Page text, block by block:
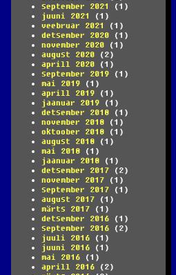
september 2021
(1)
juuni 2021
(1)
veebruar 2021
(1)
detsember 2020 (1)
november 2020 (1)
august 2020 (2)
aprill 2020 (1)
september 2019 (1)
mai 2019 (1)
aprill 2019 (1)
jaanuar 2019 (1)
detsember 2018 (1)
november 2018 (1)
oktoober 2018 (1)
august 2018 (1)
mai 2018 (1)
jaanuar 2018 (1)
detsember 2017 (2)
november 2017 (1)
september 2017 (1)
august 2017 (1)
märts 2017 (1)
detsember 2016 (1)
september 2016 (2)
juuli 2016 (1)
juuni 2016 (1)
mai 2016 (1)
aprill 2016 (2)